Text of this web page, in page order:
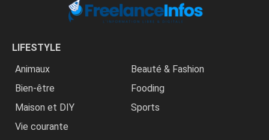
LIFESTYLE
Animaux
Beauté & Fashion
Bien-être
Fooding
Maison et DIY
Sports
Vie courante